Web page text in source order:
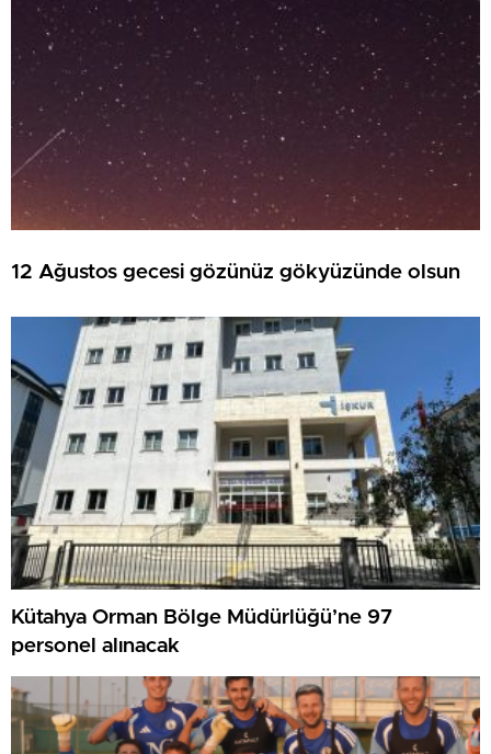
12 Ağustos gecesi gözünüz gökyüzünde olsun
Kütahya Orman Bölge Müdürlüğü’ne 97
personel alınacak